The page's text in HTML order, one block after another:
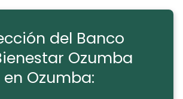
del Banco
Ozumba
en Ozumba: